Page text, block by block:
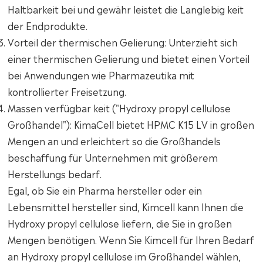
Haltbarkeit bei und gewähr leistet die Langlebig keit
der Endprodukte.
Vorteil der thermischen Gelierung: Unterzieht sich
einer thermischen Gelierung und bietet einen Vorteil
bei Anwendungen wie Pharmazeutika mit
kontrollierter Freisetzung.
Massen verfügbar keit ("Hydroxy propyl cellulose
Großhandel"): KimaCell bietet HPMC K15 LV in großen
Mengen an und erleichtert so die Großhandels
beschaffung für Unternehmen mit größerem
Herstellungs bedarf.
Egal, ob Sie ein Pharma hersteller oder ein
Lebensmittel hersteller sind, Kimcell kann Ihnen die
Hydroxy propyl cellulose liefern, die Sie in großen
Mengen benötigen. Wenn Sie Kimcell für Ihren Bedarf
an Hydroxy propyl cellulose im Großhandel wählen,